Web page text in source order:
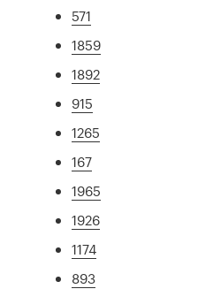
571
1859
1892
915
1265
167
1965
1926
1174
893